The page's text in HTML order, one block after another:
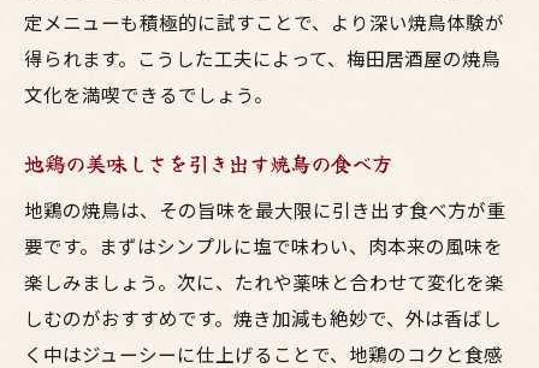
定メニューも積極的に試すことで、より深い焼鳥体験が
得られます。こうした工夫によって、梅田居酒屋の焼鳥
文化を満喫できるでしょう。
地鶏の美味しさを引き出す焼鳥の食べ方
地鶏の焼鳥は、その旨味を最大限に引き出す食べ方が重
要です。まずはシンプルに塩で味わい、肉本来の風味を
楽しみましょう。次に、たれや薬味と合わせて変化を楽
しむのがおすすめです。焼き加減も絶妙で、外は香ばし
く中はジューシーに仕上げることで、地鶏のコクと食感